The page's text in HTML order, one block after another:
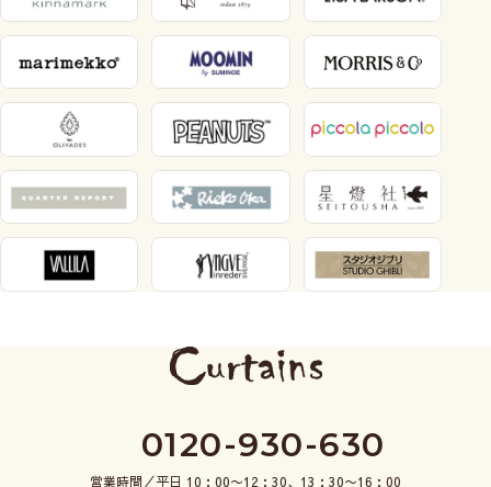
0120-930-630
営業時間／平日 10：00〜12：30、13：30〜16：00